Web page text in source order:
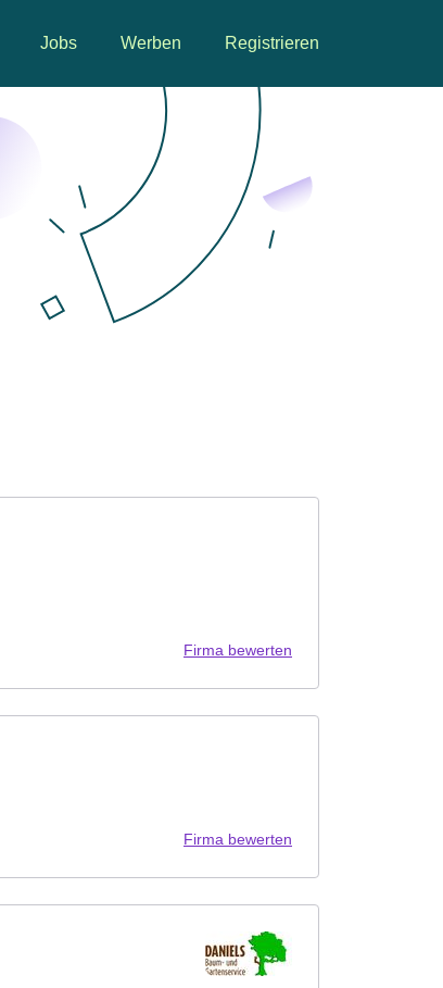
Jobs Werben Registrieren
Firma bewerten
Firma bewerten